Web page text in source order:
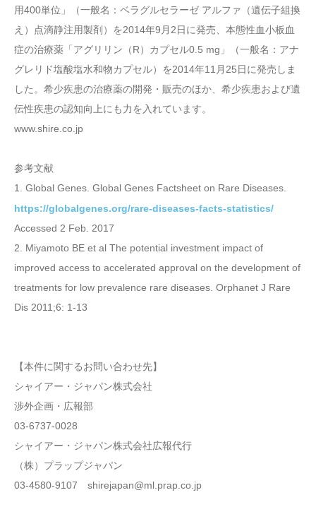
用400単位」（一般名：ベラグルセラーゼ アルファ（遺伝子組換
え）点滴静注用製剤）を2014年9月2日に発売、本態性血小板血
症の治療薬「アグリリン（R）カプセル0.5 mg」（一般名：アナ
グレリド塩酸塩水和物カプセル）を2014年11月25日に発売しま
した。希少疾患の治療薬の開発・販売のほか、希少疾患および遺
伝性疾患の認知向上にも力を入れています。
www.shire.co.jp
参考文献
1. Global Genes. Global Genes Factsheet on Rare Diseases.
https://globalgenes.org/rare-diseases-facts-statistics/
Accessed 2 Feb. 2017
2. Miyamoto BE et al The potential investment impact of
improved access to accelerated approval on the development of
treatments for low prevalence rare diseases. Orphanet J Rare
Dis 2011;6: 1-13
【本件に関するお問い合わせ先】
シャイアー・ジャパン株式会社
渉外企画・広報部
03-6737-0028
シャイアー・ジャパン株式会社広報代行
（株）プラップジャパン
03-4580-9107 shirejapan@ml.prap.co.jp